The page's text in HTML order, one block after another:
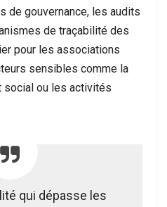
de gouvernance, les audits
de traçabilité des
pour les associations
sensibles comme la
social ou les activités
qui dépasse les